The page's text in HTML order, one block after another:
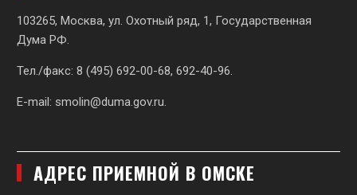
103265, Москва, ул. Охотный ряд, 1, Государственная
Дума РФ.
Тел./факс: 8 (495) 692-00-68, 692-40-96.
E-mail: smolin@duma.gov.ru
АДРЕС ПРИЕМНОЙ В ОМСКЕ